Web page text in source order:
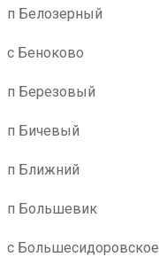
п Белозерный
с Беноково
п Березовый
п Бичевый
п Ближний
п Большевик
с Большесидоровское